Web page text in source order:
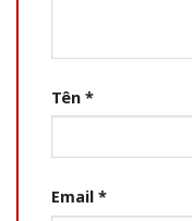
Tên *
Email *